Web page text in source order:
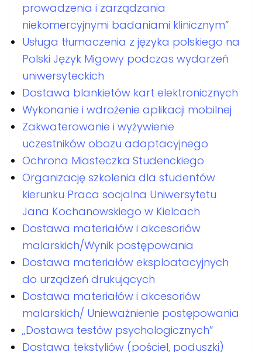
prowadzenia i zarządzania
niekomercyjnymi badaniami klinicznym”
Usługa tłumaczenia z języka polskiego na
Polski Język Migowy podczas wydarzeń
uniwersyteckich
Dostawa blankietów kart elektronicznych
Wykonanie i wdrożenie aplikacji mobilnej
Zakwaterowanie i wyżywienie
uczestników obozu adaptacyjnego
Ochrona Miasteczka Studenckiego
Organizację szkolenia dla studentów
kierunku Praca socjalna Uniwersytetu
Jana Kochanowskiego w Kielcach
Dostawa materiałów i akcesoriów
malarskich/Wynik postępowania
Dostawa materiałów eksploatacyjnych
do urządzeń drukujących
Dostawa materiałów i akcesoriów
malarskich/ Unieważnienie postępowania
„Dostawa testów psychologicznych”
Dostawa tekstyliów (pościel, poduszki)